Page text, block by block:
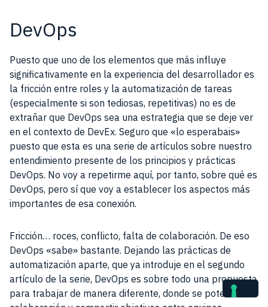
DevOps
Puesto que uno de los elementos que más influye
significativamente en la experiencia del desarrollador es
la fricción entre roles y la automatización de tareas
(especialmente si son tediosas, repetitivas) no es de
extrañar que DevOps sea una estrategia que se deje ver
en el contexto de DevEx. Seguro que «lo esperabais»
puesto que esta es una serie de artículos sobre nuestro
entendimiento presente de los principios y prácticas
DevOps. No voy a repetirme aquí, por tanto, sobre qué es
DevOps, pero sí que voy a establecer los aspectos más
importantes de esa conexión.
Fricción… roces, conflicto, falta de colaboración. De eso
DevOps «sabe» bastante. Dejando las prácticas de
automatización aparte, que ya introduje en el segundo
artículo de la serie, DevOps es sobre todo una propuesta
para trabajar de manera diferente, donde se potencia la